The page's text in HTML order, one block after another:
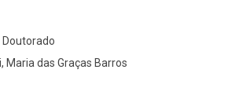
Doutorado
Maria das Graças Barros